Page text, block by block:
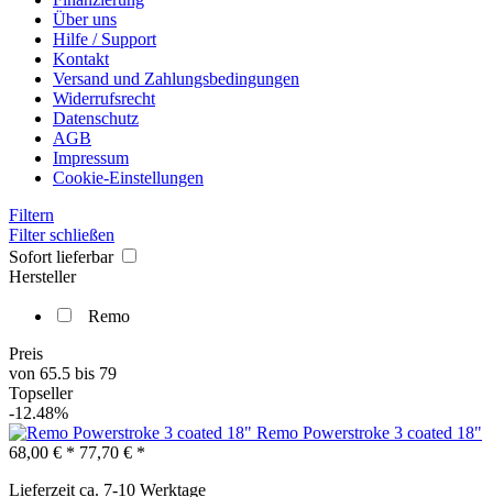
Über uns
Hilfe / Support
Kontakt
Versand und Zahlungsbedingungen
Widerrufsrecht
Datenschutz
AGB
Impressum
Cookie-Einstellungen
Filtern
Filter schließen
Sofort lieferbar
Hersteller
Remo
Preis
von 65.5 bis 79
Topseller
-12.48%
Remo Powerstroke 3 coated 18"
68,00 € * 77,70 € *
Lieferzeit ca. 7-10 Werktage